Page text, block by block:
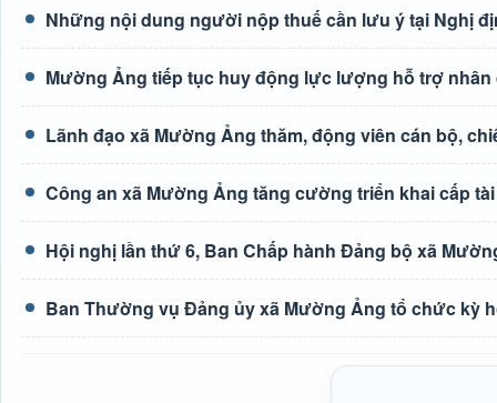
Những nội dung người nộp thuế cần lưu ý tại Nghị
Mường Ảng tiếp tục huy động lực lượng hỗ trợ nhân
Lãnh đạo xã Mường Ảng thăm, động viên cán bộ,
Công an xã Mường Ảng tăng cường triển khai cấp
Hội nghị lần thứ 6, Ban Chấp hành Đảng bộ xã
Ban Thường vụ Đảng ủy xã Mường Ảng tổ chức kỳ